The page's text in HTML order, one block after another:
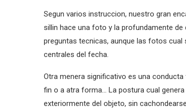
Segun varios instruccion, nuestro gran
silli­n hace una foto y la profundamente
preguntas tecnicas, aunque las fotos
centrales del fecha.
Otra menera significativo es una
fin o a atra forma… La postura cual
exteriormente del objeto, sin